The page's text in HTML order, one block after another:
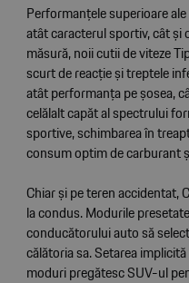
Performanțele superioare
atât caracterul sportiv, cât și
măsură, noii cutii de viteze
scurt de reacție și treptele
atât performanța pe șosea,
celălalt capăt al spectrului
sportive, schimbarea în
consum optim de carburant
Chiar și pe teren accidentat,
la condus. Modurile
conducătorului auto să
călătoria sa. Setarea
moduri pregătesc SUV-ul